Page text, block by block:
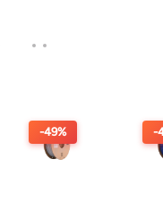
-49% -